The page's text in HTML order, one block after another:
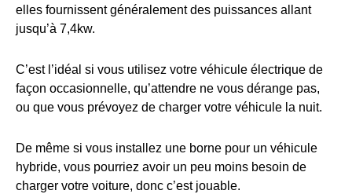
elles fournissent généralement des puissances allant
jusqu’à 7,4kw.
C’est l’idéal si vous utilisez votre véhicule électrique de
façon occasionnelle, qu’attendre ne vous dérange pas,
ou que vous prévoyez de charger votre véhicule la nuit.
De même si vous installez une borne pour un véhicule
hybride, vous pourriez avoir un peu moins besoin de
charger votre voiture, donc c’est jouable.